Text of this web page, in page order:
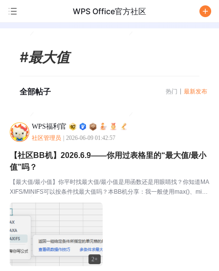
WPS Office官方社区
#最大值
全部帖子 热门 最新发布
WPS福利官
社区管理员 2026-06-09 01:42:57
2+
【社区BB机】2026.6.9——你用过表格里的“最大值/最小
值”吗？
【最大值/最小值】你平时找最大值/最小值是用函数还是用眼睛找？你知道MA
XIFS/MINIFS可以按条件找最大值吗？本BB机分享：我一般使用max()、min()
函数，但是按条件查找最大值最小值还没有试过捏🚩什么是BB机：社区BB机
来啦！！！🎁福利掉落🔔2...